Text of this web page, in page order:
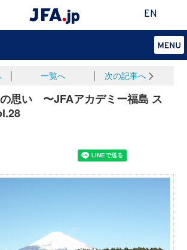
EN
一覧へ 次の記事へ
思い 〜JFAアカデミー福島 ス